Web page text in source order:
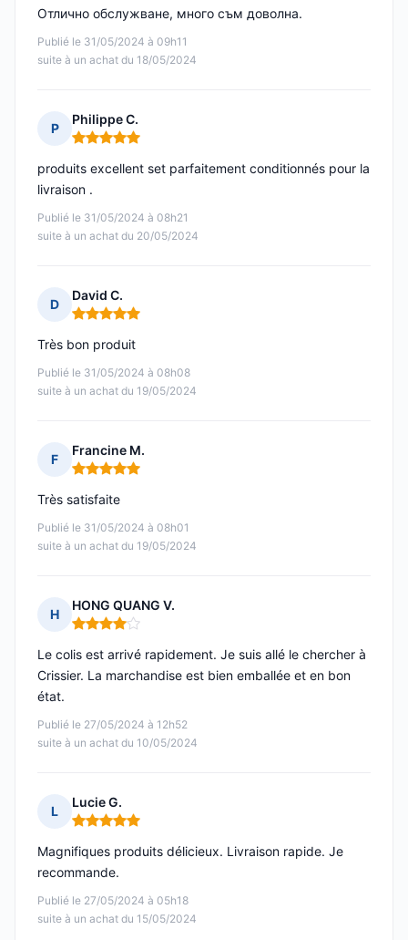
Publié le 31/05/2024 à 09h11
suite à un achat du 18/05/2024
Отлично обслужване, много съм доволна.
P
Philippe C.
Note : 5 sur 5
Publié le 31/05/2024 à 08h21
suite à un achat du 20/05/2024
produits excellent set parfaitement conditionnés pour la
livraison .
D
David C.
Note : 5 sur 5
Publié le 31/05/2024 à 08h08
suite à un achat du 19/05/2024
Très bon produit
F
Francine M.
Note : 5 sur 5
Publié le 31/05/2024 à 08h01
suite à un achat du 19/05/2024
Très satisfaite
H
HONG QUANG V.
Note : 4 sur 5
Publié le 27/05/2024 à 12h52
suite à un achat du 10/05/2024
Le colis est arrivé rapidement. Je suis allé le chercher à
Crissier. La marchandise est bien emballée et en bon
état.
L
Lucie G.
Note : 5 sur 5
Publié le 27/05/2024 à 05h18
suite à un achat du 15/05/2024
Magnifiques produits délicieux. Livraison rapide. Je
recommande.